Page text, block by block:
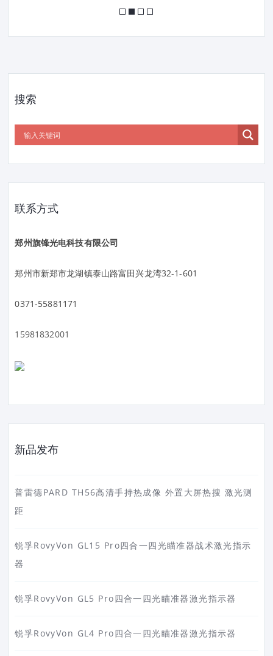
搜索
联系方式
郑州旗锋光电科技有限公司
郑州市新郑市龙湖镇泰山路富田兴龙湾32-1-601
0371-55881171
15981832001
新品发布
普雷德PARD TH56高清手持热成像 外置大屏热搜 激光测
距
锐孚RovyVon GL15 Pro四合一四光瞄准器战术激光指示
器
锐孚RovyVon GL5 Pro四合一四光瞄准器激光指示器
锐孚RovyVon GL4 Pro四合一四光瞄准器激光指示器